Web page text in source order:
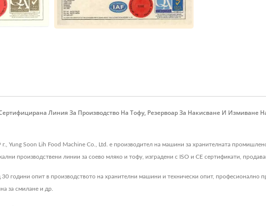
Линия За Производство На Тофу, Резервоар За Накисване И
г., Yung Soon Lih Food Machine Co., Ltd. е производител на машини за хранителната
производствени линии за соево мляко и тофу, изградени с ISO и CE сертификати,
30 години опит в производството на хранителни машини и технически опит,
за смилане и др.